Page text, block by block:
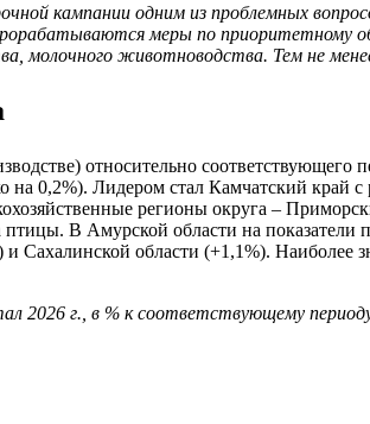
кампании одним из проблемных
меры по
молочного животноводства. Тем не
относительно
0,2%). Лидером стал Камчатский край
регионы округа –
птицы. В Амурской области на
и Сахалинской области (+1,1%).
2026 г., в % к соответствующему